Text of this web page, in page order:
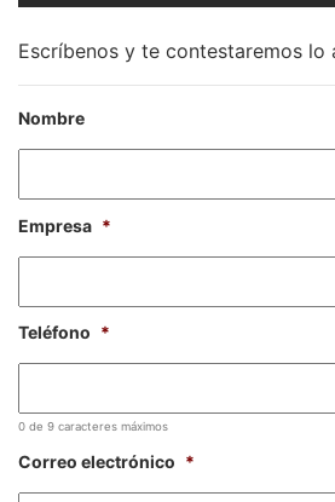
Escríbenos y te contestaremos lo
Nombre
Empresa *
Teléfono *
0 de 9 caracteres máximos
Correo electrónico *